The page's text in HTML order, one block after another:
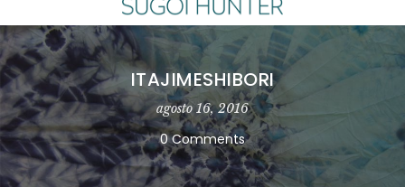
ITAJIMESHIBORI
agosto 16, 2016
0 Comments